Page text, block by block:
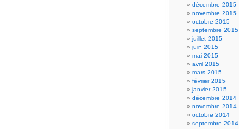
décembre 2015
novembre 2015
octobre 2015
septembre 2015
juillet 2015
juin 2015
mai 2015
avril 2015
mars 2015
février 2015
janvier 2015
décembre 2014
novembre 2014
octobre 2014
septembre 2014